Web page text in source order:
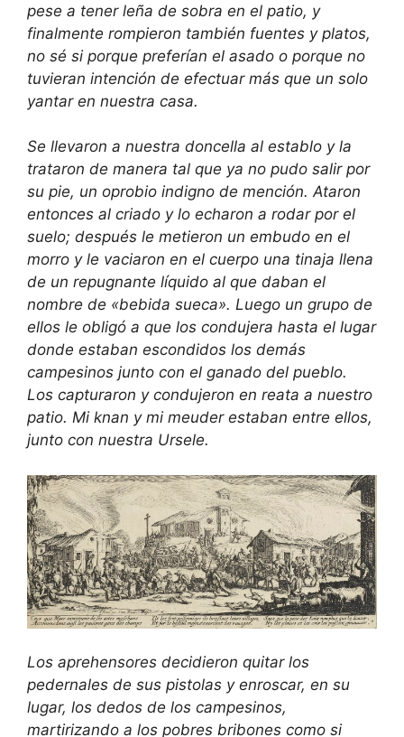
pese a tener leña de sobra en el patio, y
finalmente rompieron también fuentes y platos,
no sé si porque preferían el asado o porque no
tuvieran intención de efectuar más que un solo
yantar en nuestra casa.
Se llevaron a nuestra doncella al establo y la
trataron de manera tal que ya no pudo salir por
su pie, un oprobio indigno de mención. Ataron
entonces al criado y lo echaron a rodar por el
suelo; después le metieron un embudo en el
morro y le vaciaron en el cuerpo una tinaja llena
de un repugnante líquido al que daban el
nombre de «bebida sueca». Luego un grupo de
ellos le obligó a que los condujera hasta el lugar
donde estaban escondidos los demás
campesinos junto con el ganado del pueblo.
Los capturaron y condujeron en reata a nuestro
patio. Mi knan y mi meuder estaban entre ellos,
junto con nuestra Ursele.
Los aprehensores decidieron quitar los
pedernales de sus pistolas y enroscar, en su
lugar, los dedos de los campesinos,
martirizando a los pobres bribones como si